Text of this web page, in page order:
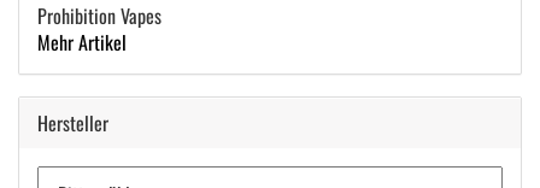
Prohibition Vapes
Mehr Artikel
Hersteller